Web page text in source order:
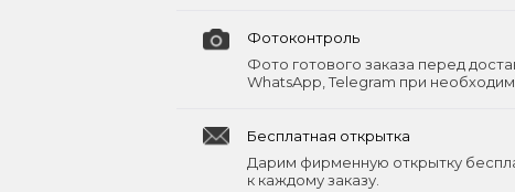
Фотоконтроль
Фото готового заказа перед
WhatsApp, Telegram при
Бесплатная открытка
Дарим фирменную открытку
к каждому заказу.